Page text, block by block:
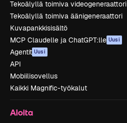
Tekoälyllä toimiva videogeneraattori
Tekoälyllä toimiva äänigeneraattori
Kuvapankkisisältö
MCP Claudelle ja ChatGPT:lle Uusi
Agentit Uusi
API
Mobiilisovellus
Kaikki Magnific-työkalut
Aloita